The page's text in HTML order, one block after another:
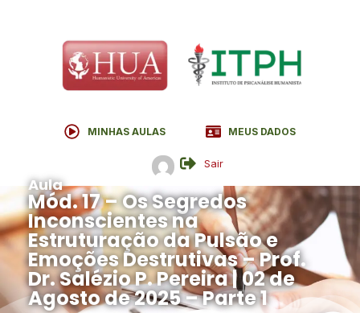
MINHAS AULAS MEUS DADOS
Sair
Aula
Mód. 17 – Os Segredos
Inconscientes na
Estruturação da Pulsão e
Emoções Destrutivas – Prof.
Dr. Salézio P. Pereira | 02 de
Agosto de 2025 – Parte 1